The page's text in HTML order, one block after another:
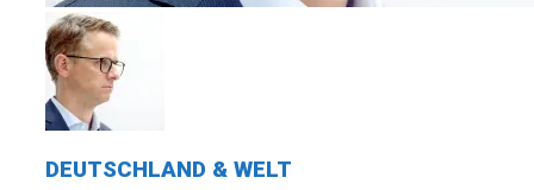
DEUTSCHLAND & WELT